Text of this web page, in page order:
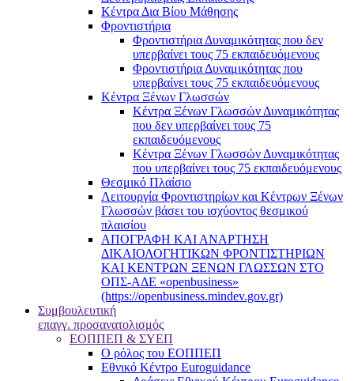
Κέντρα Δια Βίου Μάθησης
Φροντιστήρια
Φροντιστήρια Δυναμικότητας που δεν
υπερβαίνει τους 75 εκπαιδευόμενους
Φροντιστήρια Δυναμικότητας που
υπερβαίνει τους 75 εκπαιδευόμενους
Κέντρα Ξένων Γλωσσών
Kέντρα Ξένων Γλωσσών Δυναμικότητας
που δεν υπερβαίνει τους 75
εκπαιδευόμενους
Kέντρα Ξένων Γλωσσών Δυναμικότητας
που υπερβαίνει τους 75 εκπαιδευόμενους
Θεσμικό Πλαίσιο
Λειτουργία Φροντιστηρίων και Κέντρων Ξένων
Γλωσσών βάσει του ισχύοντος θεσμικού
πλαισίου
ΑΠΟΓΡΑΦΗ ΚΑΙ ΑΝΑΡΤΗΣΗ
ΔΙΚΑΙΟΛΟΓΗΤΙΚΩΝ ΦΡΟΝΤΙΣΤΗΡΙΩΝ
ΚΑΙ ΚΕΝΤΡΩΝ ΞΕΝΩΝ ΓΛΩΣΣΩΝ ΣΤΟ
ΟΠΣ-ΑΔΕ «openbusiness»
(https://openbusiness.mindev.gov.gr)
Συμβουλευτική
επαγγ. προσανατολισμός
ΕΟΠΠΕΠ & ΣΥΕΠ
Ο ρόλος του ΕΟΠΠΕΠ
Εθνικό Κέντρο Euroguidance